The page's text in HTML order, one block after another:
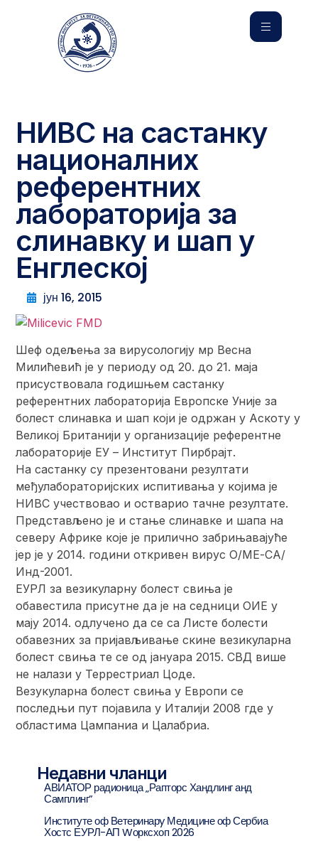
НИВС на састанку
националних
референтних
лабораторија за
слинавку и шап у
Енглеској
јун 16, 2015
Шеф одељења за вирусологију мр Весна
Милићевић је у периоду од 20. до 21. маја
присуствовала годишњем састанку
референтних лабораторија Европске Уније за
болест слинавка и шап који је одржан у Аскоту у
Великој Британији у организације референтне
лабораторије ЕУ – Институт Пирбрајт.
На састанку су презентовани резултати
међулабораторијских испитивања у којима је
НИВС учествовао и остварио тачне резултате.
Представљено је и стање слинавке и шапа на
северу Африке које је прилично забрињавајуће
јер је у 2014. години откривен вирус О/МЕ-СА/
Инд-2001.
ЕУРЛ за везикуларну болест свиња је
обавестила присутне да је на седници ОИЕ у
мају 2014. одлучено да се са Листе болести
обавезних за пријављивање скине везикуларна
болест свиња те се од јануара 2015. СВД више
не налази у Террестриал Цоде.
Везукуларна болест свиња у Европи се
последњи пут појавила у Италији 2008 где у
областима Цампаниа и Цалабриа.
Недавни чланци
АВИАТОР радионица „Рапторс Хандлинг анд
Самплинг”
Институте оф Ветеринарy Медицине оф Сербиа
Хостс ЕУРЛ-АП Wорксхоп 2026